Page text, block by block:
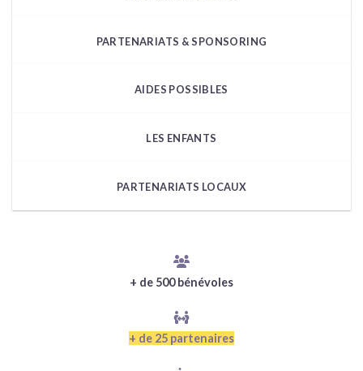
PARTENARIATS & SPONSORING
AIDES POSSIBLES
LES ENFANTS
PARTENARIATS LOCAUX
+ de 500 bénévoles
+ de 25 partenaires